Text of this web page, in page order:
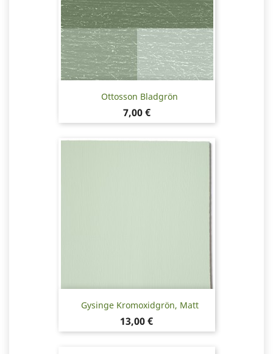
Ottosson Bladgrön
Pris
7,00 €
Gysinge Kromoxidgrön, Matt
Pris
13,00 €